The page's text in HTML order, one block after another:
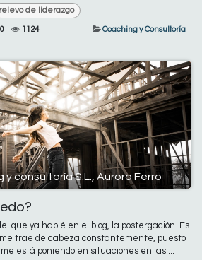
relevo de liderazgo
0 1124 Coaching y Consultoría
consultoría S.L., Aurora Ferro
que ya hablé en el blog, la postergación. Es
trae de cabeza constantemente, puesto
está poniendo en situaciones en las ...